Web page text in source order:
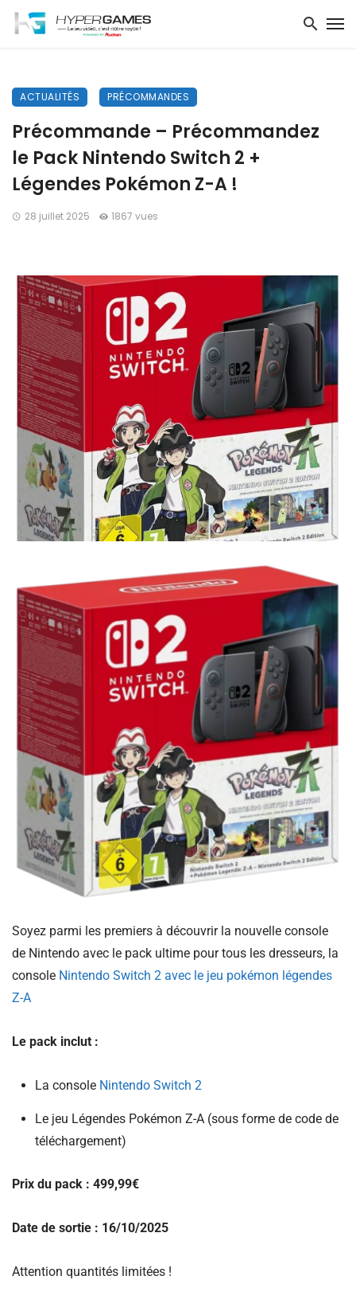
ACTUALITÉS PRÉCOMMANDES
Précommande – Précommandez
le Pack Nintendo Switch 2 +
Légendes Pokémon Z-A !
28 juillet 2025 1867 vues
Soyez parmi les premiers à découvrir la nouvelle console
de Nintendo avec le pack ultime pour tous les dresseurs, la
console Nintendo Switch 2 avec le jeu pokémon légendes
Z-A
Le pack inclut :
La console Nintendo Switch 2
Le jeu Légendes Pokémon Z-A (sous forme de code de
téléchargement)
Prix du pack : 499,99€
Date de sortie : 16/10/2025
Attention quantités limitées !